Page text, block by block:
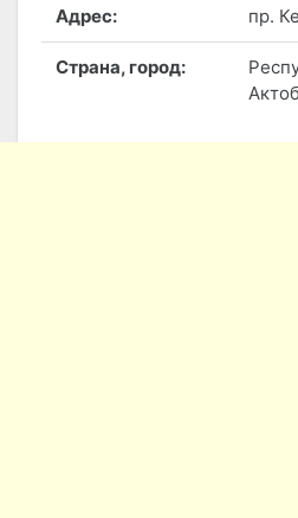
Адрес: пр.
Страна, город: